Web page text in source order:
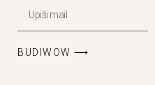
BUDIWOW ⟶